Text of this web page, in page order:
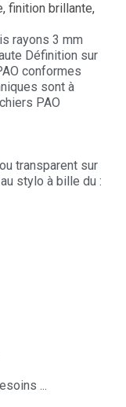
finition brillante,
rayons 3 mm
Définition sur
conformes
sont à
PAO
transparent sur
stylo à bille du :
...